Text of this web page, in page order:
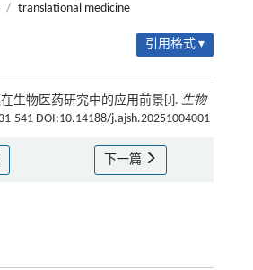
/ translational medicine
引用格式 ▾
生物医药研究中的应用前景[J]. 生物
541 DOI:10.14188/j.ajsh.20251004001
下一篇